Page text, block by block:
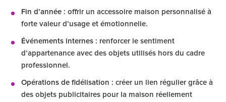
Fin d’année : offrir un accessoire maison personnalisé à
forte valeur d’usage et émotionnelle.
Événements internes : renforcer le sentiment
d’appartenance avec des objets utilisés hors du cadre
professionnel.
Opérations de fidélisation : créer un lien régulier grâce à
des objets publicitaires pour la maison réellement